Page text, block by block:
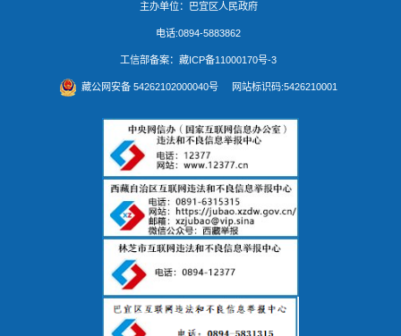
主办单位：巴宜区人民政府
电话:0894-5883862
工信部备案： 藏ICP备11000170号-3
藏公网安备 54262102000040号 网站标识码:5426210001